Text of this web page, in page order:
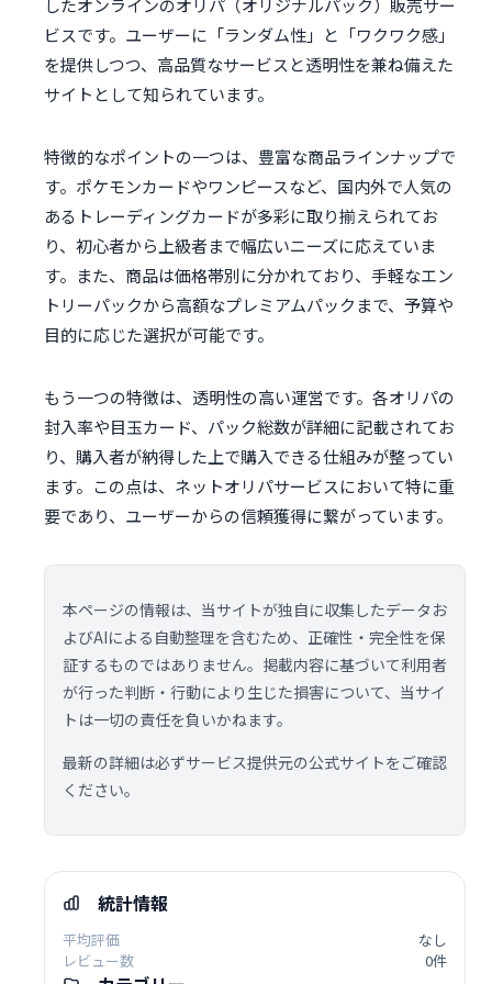
したオンラインのオリパ（オリジナルパック）販売サー
ビスです。ユーザーに「ランダム性」と「ワクワク感」
を提供しつつ、高品質なサービスと透明性を兼ね備えた
サイトとして知られています。
特徴的なポイントの一つは、豊富な商品ラインナップで
す。ポケモンカードやワンピースなど、国内外で人気の
あるトレーディングカードが多彩に取り揃えられてお
り、初心者から上級者まで幅広いニーズに応えていま
す。また、商品は価格帯別に分かれており、手軽なエン
トリーパックから高額なプレミアムパックまで、予算や
目的に応じた選択が可能です。
もう一つの特徴は、透明性の高い運営です。各オリパの
封入率や目玉カード、パック総数が詳細に記載されてお
り、購入者が納得した上で購入できる仕組みが整ってい
ます。この点は、ネットオリパサービスにおいて特に重
要であり、ユーザーからの信頼獲得に繋がっています。
本ページの情報は、当サイトが独自に収集したデータお
よびAIによる自動整理を含むため、正確性・完全性を保
証するものではありません。掲載内容に基づいて利用者
が行った判断・行動により生じた損害について、当サイ
トは一切の責任を負いかねます。
最新の詳細は必ずサービス提供元の公式サイトをご確認
ください。
統計情報
平均評価
なし
レビュー数
0件